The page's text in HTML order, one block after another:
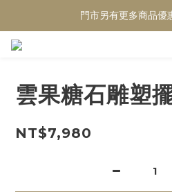
門市另有更多商品優
雲果糖石雕塑
NT$7,980